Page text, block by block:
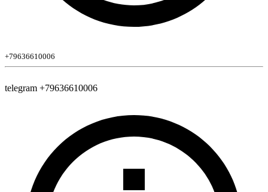
+79636610006
telegram +79636610006